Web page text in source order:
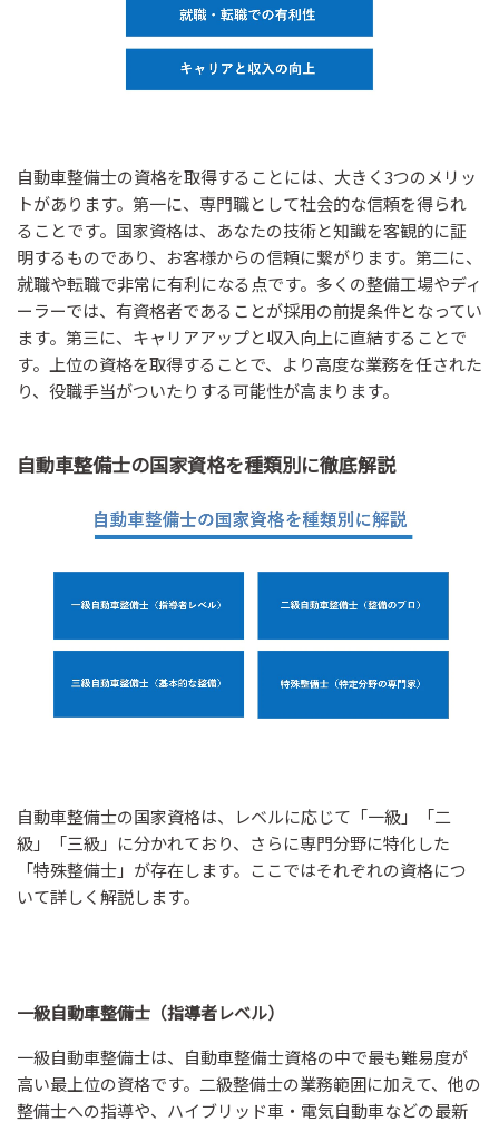
自動車整備士の資格を取得することには、大きく3つのメリッ
トがあります。第一に、専門職として社会的な信頼を得られ
ることです。国家資格は、あなたの技術と知識を客観的に証
明するものであり、お客様からの信頼に繋がります。第二に、
就職や転職で非常に有利になる点です。多くの整備工場やディ
ーラーでは、有資格者であることが採用の前提条件となってい
ます。第三に、キャリアアップと収入向上に直結することで
す。上位の資格を取得することで、より高度な業務を任された
り、役職手当がついたりする可能性が高まります。
自動車整備士の国家資格を種類別に徹底解説
自動車整備士の国家資格は、レベルに応じて「一級」「二
級」「三級」に分かれており、さらに専門分野に特化した
「特殊整備士」が存在します。ここではそれぞれの資格につ
いて詳しく解説します。
一級自動車整備士（指導者レベル）
一級自動車整備士は、自動車整備士資格の中で最も難易度が
高い最上位の資格です。二級整備士の業務範囲に加えて、他の
整備士への指導や、ハイブリッド車・電気自動車などの最新